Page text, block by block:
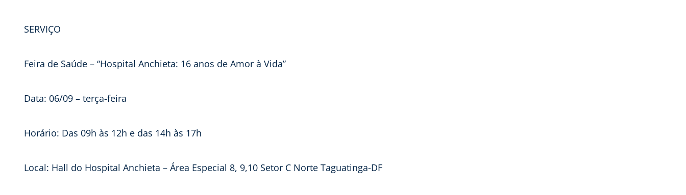
SERVIÇO
Feira de Saúde – “Hospital Anchieta: 16 anos de Amor à Vida”
Data: 06/09 – terça-feira
Horário: Das 09h às 12h e das 14h às 17h
Local: Hall do Hospital Anchieta – Área Especial 8, 9,10 Setor C Norte Taguatinga-DF